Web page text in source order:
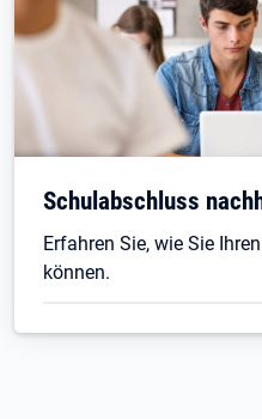
Schulabschluss
Erfahren Sie, wie Sie
können.